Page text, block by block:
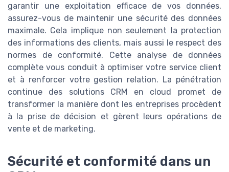
garantir une exploitation efficace de vos données,
assurez-vous de maintenir une sécurité des données
maximale. Cela implique non seulement la protection
des informations des clients, mais aussi le respect des
normes de conformité. Cette analyse de données
complète vous conduit à optimiser votre service client
et à renforcer votre gestion relation. La pénétration
continue des solutions CRM en cloud promet de
transformer la manière dont les entreprises procèdent
à la prise de décision et gèrent leurs opérations de
vente et de marketing.
Sécurité et conformité dans un